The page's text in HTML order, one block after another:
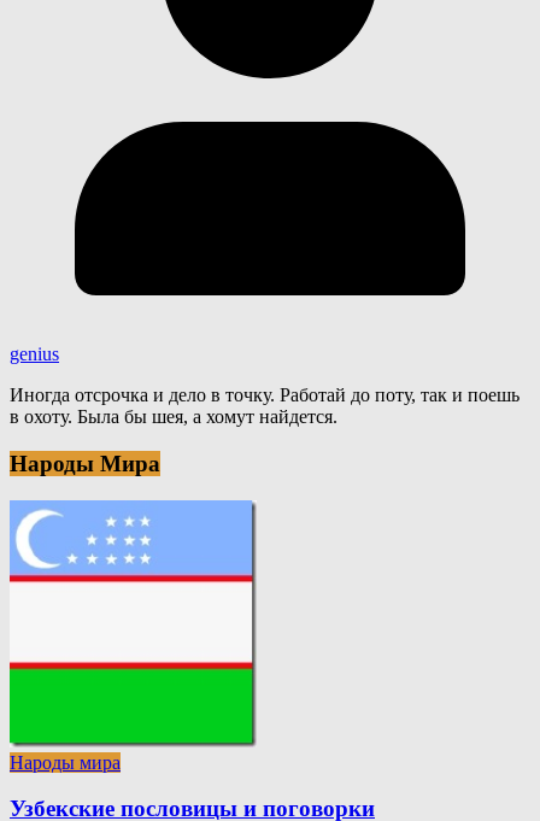
genius
Иногда отсрочка и дело в точку. Работай до поту, так и поешь
в охоту. Была бы шея, а хомут найдется.
Народы Мира
Народы мира
Узбекские пословицы и поговорки